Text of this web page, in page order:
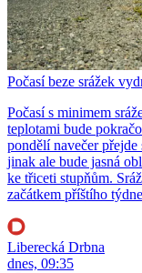
Počasí beze srážek
Počasí s minimem
teplotami bude
pondělí navečer
jinak ale bude jasná
ke třiceti stupňům.
začátkem příštího
Liberecká Drbna
dnes, 09:35